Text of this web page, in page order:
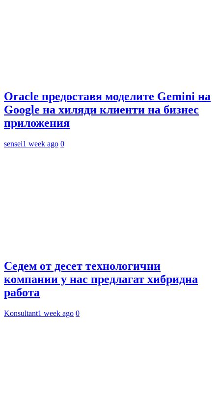
Oracle предоставя моделите Gemini на
Google на хиляди клиенти на бизнес
приложения
sensei1 week ago 0
Седем от десет технологични
компании у нас предлагат хибридна
работа
Konsultant1 week ago 0